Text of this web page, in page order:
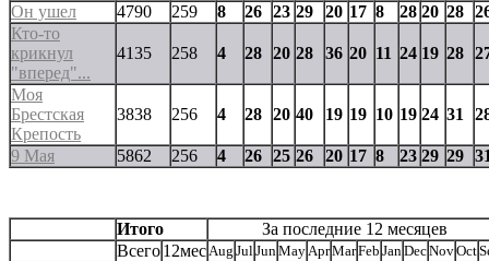
Он ушел 4790 259 8 26 23 29 20 17 8 28 20 28
Кто-то
крикнул
"вперед"...
4135 258 4 28 20 28 36 20 11 24 19 28
Моя
Брестская
Крепость
3838 256 4 28 20 40 19 19 10 19 24 31
9 Мая 5862 256 4 26 25 26 20 17 8 23 29 29
Итого
За последние 12 месяцев
Всего12мес Aug Jul Jun May AprMarFeb Jan DecNovOct